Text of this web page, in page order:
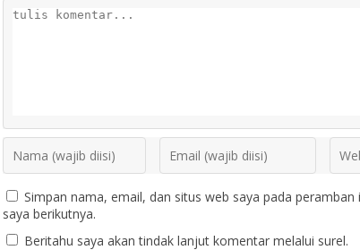
Simpan nama, email, dan situs web saya pada
saya berikutnya.
Beritahu saya akan tindak lanjut komentar melalui surel.